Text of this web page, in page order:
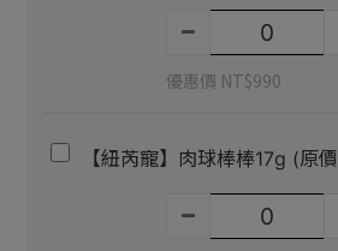
優惠價 NT$990
【紐芮寵】肉球棒棒17g (原